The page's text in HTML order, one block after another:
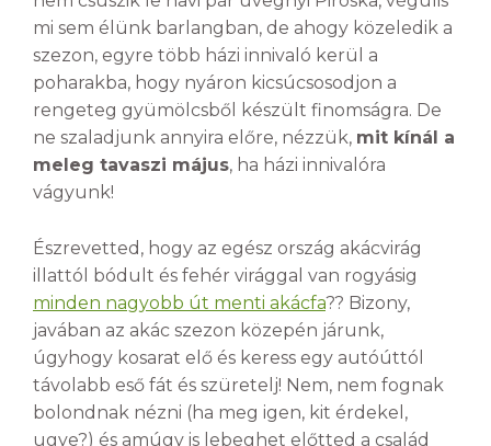
mi sem élünk barlangban, de ahogy közeledik a
szezon, egyre több házi innivaló kerül a
poharakba, hogy nyáron kicsúcsosodjon a
rengeteg gyümölcsből készült finomságra. De
ne szaladjunk annyira előre, nézzük, mit kínál a
meleg tavaszi május, ha házi innivalóra
vágyunk!
Észrevetted, hogy az egész ország akácvirág
illattól bódult és fehér virággal van rogyásig
minden nagyobb út menti akácfa?? Bizony,
javában az akác szezon közepén járunk,
úgyhogy kosarat elő és keress egy autóúttól
távolabb eső fát és szüretelj! Nem, nem fognak
bolondnak nézni (ha meg igen, kit érdekel,
ugye?) és amúgy is lebeghet előtted a család